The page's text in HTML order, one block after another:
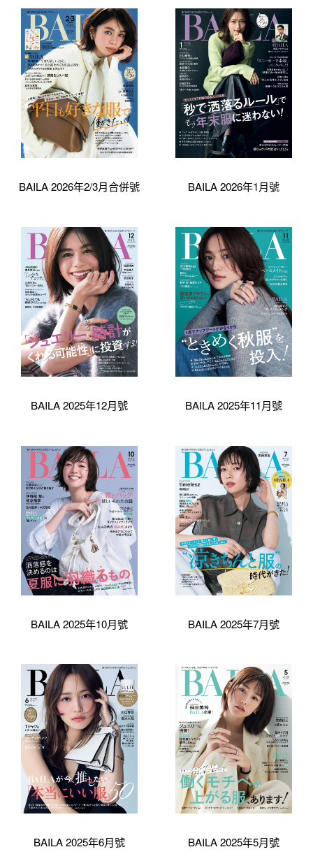
BAILA 2026年2/3月合併號 BAILA 2026年1月號
BAILA 2025年12月號 BAILA 2025年11月號
BAILA 2025年10月號 BAILA 2025年7月號
BAILA 2025年6月號 BAILA 2025年5月號